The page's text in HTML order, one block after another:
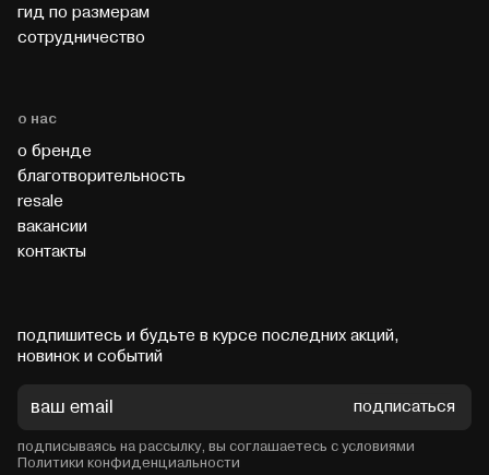
гид по размерам
cотрудничество
о нас
о бренде
благотворительность
resale
вакансии
контакты
подпишитесь и будьте в курсе последних акций,
новинок и событий
подписаться
подписываясь на рассылку, вы соглашаетесь с условиями
Политики конфиденциальности